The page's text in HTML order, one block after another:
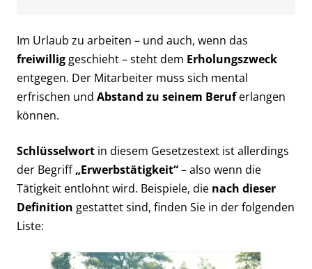
Im Urlaub zu arbeiten – und auch, wenn das
freiwillig geschieht – steht dem Erholungszweck
entgegen. Der Mitarbeiter muss sich mental
erfrischen und Abstand zu seinem Beruferlangen
können.
Schlüsselwort in diesem Gesetzestext ist allerdings
der Begriff„Erwerbstätigkeit“– also wenn die
Tätigkeit entlohnt wird. Beispiele, die nach dieser
Definition gestattet sind, finden Sie in der folgenden
Liste: